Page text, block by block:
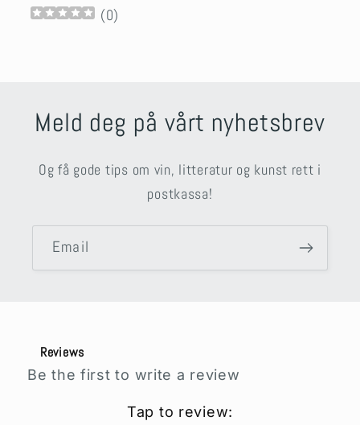
(0)
Meld deg på vårt nyhetsbrev
Og få gode tips om vin, litteratur og kunst rett i
postkassa!
Email
Reviews
Be the first to write a review
Tap to review: